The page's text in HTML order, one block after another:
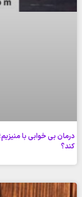
درمان بی خوابی با
کند؟